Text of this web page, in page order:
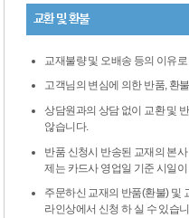
교환 및 환불
교재불량 및 오배송 등의 이유
고객님의 변심에 의한 반품, 환
상담원과의 상담 없이 교환 및
않습니다.
반품 신청시 반송된 교재의 본
제는 카드사 영업일 기준 시일
주문하신 교재의 반품(환불) 및
라인상에서 신청 하 실 수 있습